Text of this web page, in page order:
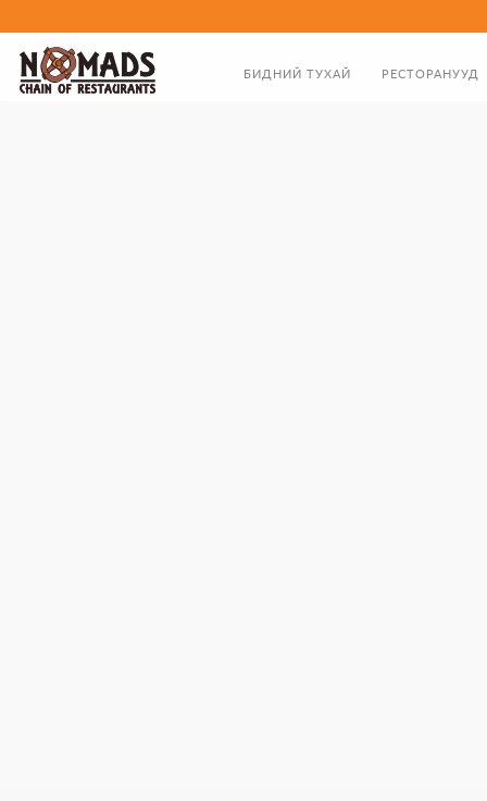
РЕСТОРАНУУД
БИДНИЙ ТУХАЙ